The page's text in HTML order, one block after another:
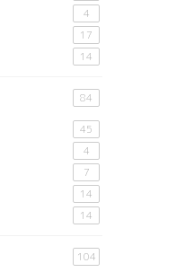
4
17
14
84
45
4
7
14
14
104